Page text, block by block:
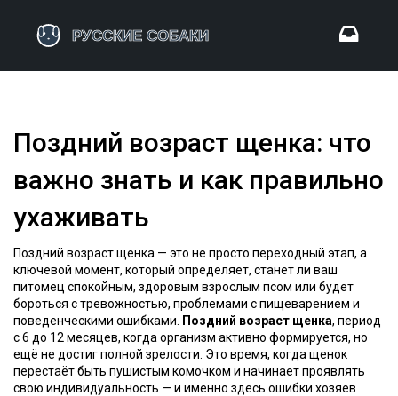
Поздний возраст щенка: что
важно знать и как правильно
ухаживать
Поздний возраст щенка — это не просто переходный этап, а
ключевой момент, который определяет, станет ли ваш
питомец спокойным, здоровым взрослым псом или будет
бороться с тревожностью, проблемами с пищеварением и
поведенческими ошибками.
Поздний возраст щенка, период
с 6 до 12 месяцев, когда организм активно формируется, но
ещё не достиг полной зрелости . Это время, когда щенок
перестаёт быть пушистым комочком и начинает проявлять
свою индивидуальность — и именно здесь ошибки хозяев